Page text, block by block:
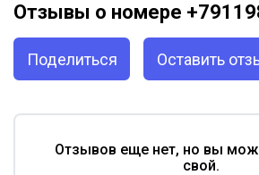
Отзывы о номере
Поделиться Оставить
Отзывов еще нет, но вы
свой.